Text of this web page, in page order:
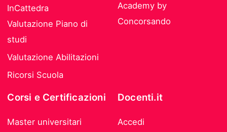
InCattedra
Valutazione Piano di
studi
Valutazione Abilitazioni
Ricorsi Scuola
Academy by
Concorsando
Corsi e Certificazioni
Master universitari
Docenti.it
Accedi